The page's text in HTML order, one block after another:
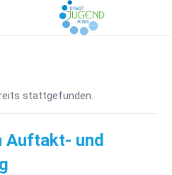
stattgefunden.
Auftakt- und